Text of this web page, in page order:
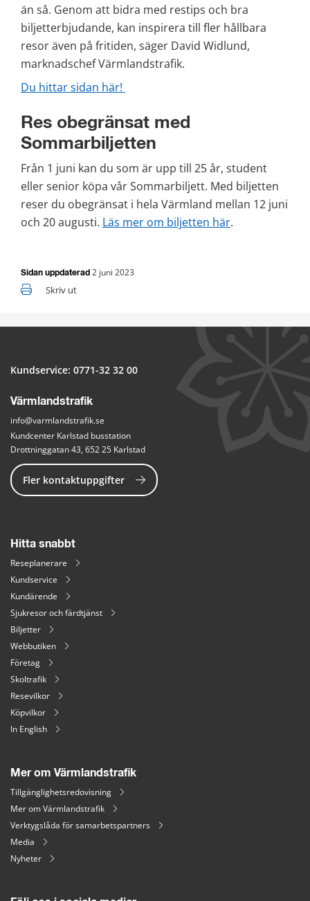
än så. Genom att bidra med restips och bra
biljetterbjudande, kan inspirera till fler hållbara
resor även på fritiden, säger David Widlund,
marknadschef Värmlandstrafik.
Du hittar sidan här!
Res obegränsat med
Sommarbiljetten
Från 1 juni kan du som är upp till 25 år, student
eller senior köpa vår Sommarbiljett. Med biljetten
reser du obegränsat i hela Värmland mellan 12 juni
och 20 augusti. Läs mer om biljetten här.
Sidan uppdaterad 2 juni 2023
Skriv ut
Kundservice: 0771-32 32 00
Värmlandstrafik
info@varmlandstrafik.se
Kundcenter Karlstad busstation
Drottninggatan 43, 652 25 Karlstad
Fler kontaktuppgifter
Hitta snabbt
Reseplanerare
Kundservice
Kundärende
Sjukresor och färdtjänst
Biljetter
Webbutiken
Företag
Skoltrafik
Resevilkor
Köpvilkor
In English
Mer om Värmlandstrafik
Tillgänglighetsredovisning
Mer om Värmlandstrafik
Verktygslåda för samarbetspartners
Media
Nyheter